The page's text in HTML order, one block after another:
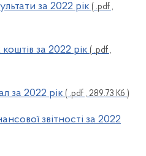
за 2022 рік ( .pdf ,
за 2022 рік ( .pdf ,
за 2022 рік ( .pdf , 289.73 Кб )
звітності за 2022